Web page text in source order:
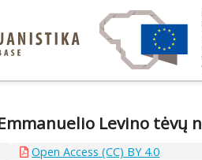
Levino tėvų
Open Access (CC) BY 4.0